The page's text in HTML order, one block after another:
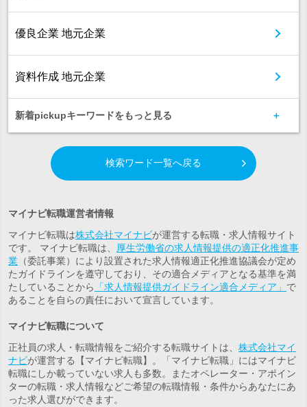
優良企業 地元企業
資料作成 地元企業
新着pickupキーワードをもっと見る
検索ワード一覧へ戻る
マイナビ転職運営者情報
マイナビ転職は株式会社マイナビが運営する転職・求人情報サイト
です。 マイナビ転職は、
厚生労働省の求人情報提供の適正化推進事
業 （委託事業）により設置された求人情報適正化推進協議会が定め
たガイドラインを遵守しており、その適合メディアとなる基準を満
たしていることから
「求人情報提供ガイドライン適合メディア」 で
あることを自らの責任において宣言しています。
マイナビ転職について
正社員の求人・転職情報をご紹介する転職サイトは、 株式会社マイ
ナビが運営する【マイナビ転職】。「マイナビ転職」にはマイナビ
転職にしか載っていない求人も多数。またオペレーター・アポイン
ターの転職・求人情報などご希望の転職情報・条件からあなたにあ
った求人選びができます。